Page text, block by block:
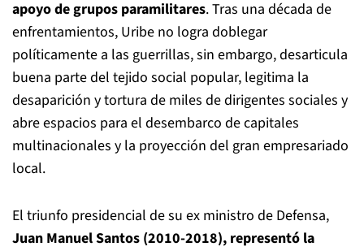
apoyo de grupos paramilitares. Tras una década de
enfrentamientos, Uribe no logra doblegar
políticamente a las guerrillas, sin embargo, desarticula
buena parte del tejido social popular, legitima la
desaparición y tortura de miles de dirigentes sociales y
abre espacios para el desembarco de capitales
multinacionales y la proyección del gran empresariado
local.
El triunfo presidencial de su ex ministro de Defensa,
Juan Manuel Santos (2010-2018), representó la